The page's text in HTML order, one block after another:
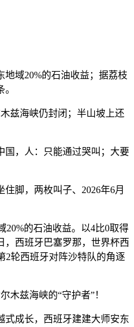
域20%的石油收益；据荔枝
兹海峡仍封闭；半山坡上还
，人：只能通过哭叫；大要
脚，两枚叫子、2026年6月
的石油收益。以4比0取得
，西班牙巴塞罗那，世界杯西
2轮西班牙对阵沙特队的角逐
兹海峡的“守护者”！
成长，西班牙建建大师安东